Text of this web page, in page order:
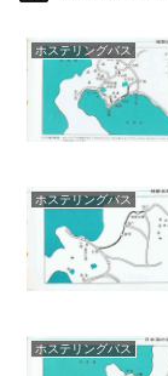
ホステリングバス
ホステリングバス
ホステリングバス